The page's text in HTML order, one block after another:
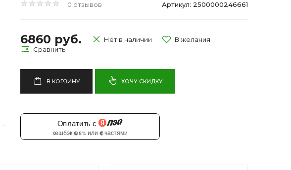
0 отзывов Артикул: 2500000246661
6860 руб. Нет в наличии
В КОРЗИНУ ХОЧУ СКИДКУ